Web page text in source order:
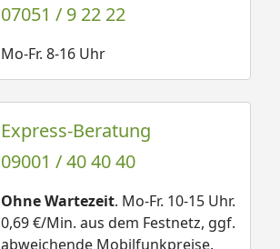
07051 / 9 22 22
Mo-Fr. 8-16 Uhr
Express-Beratung
09001 / 40 40 40
Ohne Wartezeit. Mo-Fr. 10-15 Uhr.
0,69 €/Min. aus dem Festnetz, ggf.
abweichende Mobilfunkpreise.